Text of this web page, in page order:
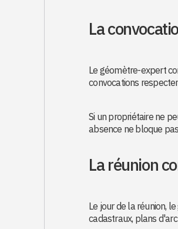
La
Le géomètre-expert
convocations
Si un propriétaire ne
absence ne bloque
La réunion
Le jour de la réunion,
cadastraux, plans